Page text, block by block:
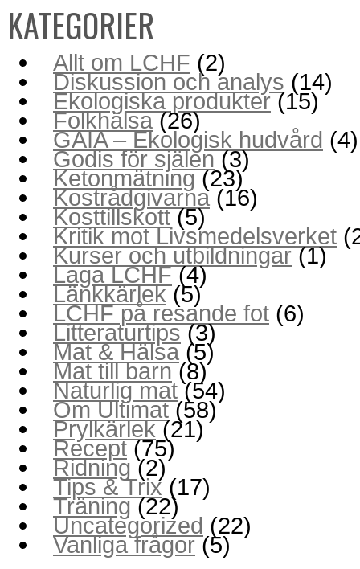
KATEGORIER
Allt om LCHF (2)
Diskussion och analys (14)
Ekologiska produkter(15)
Folkhälsa(26)
GAIA – Ekologisk hudvård (4)
Godis för själen(3)
Ketonmätning(23)
Kostrådgivarna (16)
Kosttillskott(5)
Kritik mot Livsmedelsverket
Kurser och utbildningar(1)
Laga LCHF(4)
Länkkärlek(5)
LCHF på resande fot (6)
Litteraturtips(3)
Mat & Hälsa(5)
Mat till barn(8)
Naturlig mat(54)
Om Ultimat(58)
Prylkärlek(21)
Recept(75)
Ridning (2)
Tips & Trix(17)
Träning(22)
Uncategorized (22)
Vanliga frågor(5)